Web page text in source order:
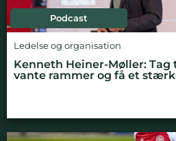
Podcast
Ledelse og organisation
Kenneth Heiner-Møller: Tag
vante rammer og få et